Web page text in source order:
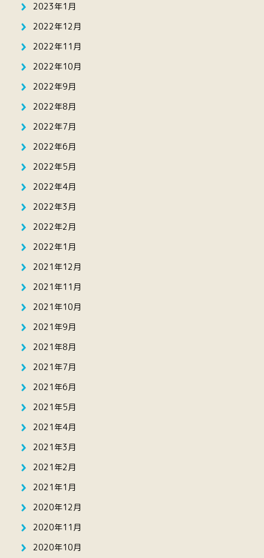
2023年1月
2022年12月
2022年11月
2022年10月
2022年9月
2022年8月
2022年7月
2022年6月
2022年5月
2022年4月
2022年3月
2022年2月
2022年1月
2021年12月
2021年11月
2021年10月
2021年9月
2021年8月
2021年7月
2021年6月
2021年5月
2021年4月
2021年3月
2021年2月
2021年1月
2020年12月
2020年11月
2020年10月